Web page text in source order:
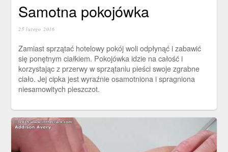
Samotna pokojówka
25 lutego 2016
Zamiast sprzątać hotelowy pokój woli odpłynąć i zabawić
się ponętnym ciałkiem. Pokojówka idzie na całość i
korzystając z przerwy w sprzątaniu pieści swoje zgrabne
ciało. Jej cipka jest wyraźnie osamotniona i spragniona
niesamowitych pieszczot.